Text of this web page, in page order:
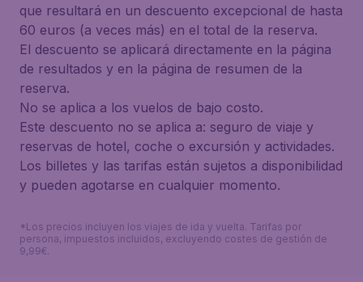
que resultará en un descuento excepcional de hasta
60 euros (a veces más) en el total de la reserva.
El descuento se aplicará directamente en la página
de resultados y en la página de resumen de la
reserva.
No se aplica a los vuelos de bajo costo.
Este descuento no se aplica a: seguro de viaje y
reservas de hotel, coche o excursión y actividades.
Los billetes y las tarifas están sujetos a disponibilidad
y pueden agotarse en cualquier momento.
*Los precios incluyen los viajes de ida y vuelta. Tarifas por
persona, impuestos incluidos, excluyendo costes de gestión de
9,99€.